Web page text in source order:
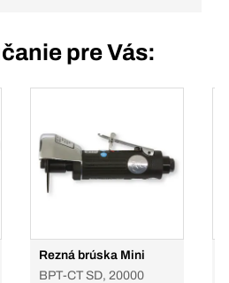
pre Vás:
Rezná brúska Mini
BPT-CT SD, 20000